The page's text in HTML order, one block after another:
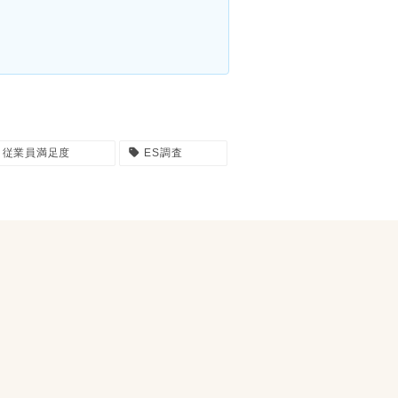
従業員満足度 ES調査